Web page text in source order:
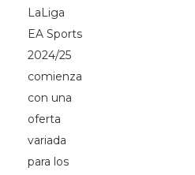
LaLiga
EA Sports
2024/25
comienza
con una
oferta
variada
para los